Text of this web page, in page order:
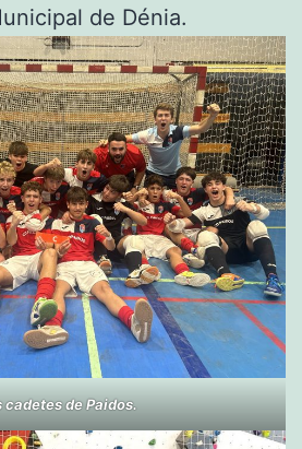
de Dénia.
cadetes de Paidos.